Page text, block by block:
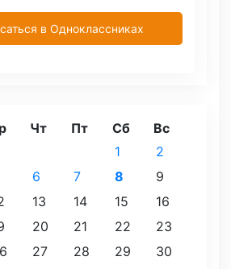
в Одноклассниках
Чт Пт Сб
Вс
1
2
6 7 8
9
13 14 15
16
20 21 22
23
27 28 29
30